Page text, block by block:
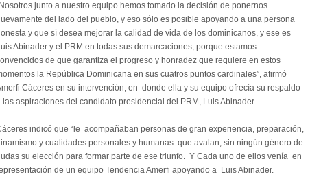
junto a nuestro equipo hemos tomado la decisión de ponernos
del lado del pueblo, y eso sólo es posible apoyando a una persona
y que sí desea mejorar la calidad de vida de los dominicanos, y ese es
Abinader y el PRM en todas sus demarcaciones; porque estamos
de que garantiza el progreso y honradez que requiere en estos
la República Dominicana en sus cuatros puntos cardinales”, afirmó
Cáceres en su intervención, en donde ella y su equipo ofrecía su respaldo
las aspiraciones del candidato presidencial del PRM, Luis Abinader
indicó que “le acompañaban personas de gran experiencia, preparación,
y cualidades personales y humanas que avalan, sin ningún género de
su elección para formar parte de ese triunfo. Y Cada uno de ellos venía en
de un equipo Tendencia Amerfi apoyando a Luis Abinader.